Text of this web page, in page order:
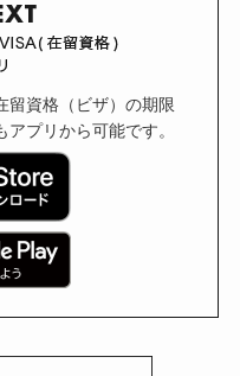
留資格（ビザ）の期限
プリから可能です。